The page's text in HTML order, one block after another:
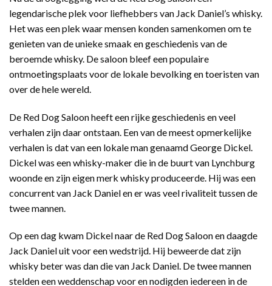
legendarische plek voor liefhebbers van Jack Daniel’s whisky.
Het was een plek waar mensen konden samenkomen om te
genieten van de unieke smaak en geschiedenis van de
beroemde whisky. De saloon bleef een populaire
ontmoetingsplaats voor de lokale bevolking en toeristen van
over de hele wereld.
De Red Dog Saloon heeft een rijke geschiedenis en veel
verhalen zijn daar ontstaan. Een van de meest opmerkelijke
verhalen is dat van een lokale man genaamd George Dickel.
Dickel was een whisky-maker die in de buurt van Lynchburg
woonde en zijn eigen merk whisky produceerde. Hij was een
concurrent van Jack Daniel en er was veel rivaliteit tussen de
twee mannen.
Op een dag kwam Dickel naar de Red Dog Saloon en daagde
Jack Daniel uit voor een wedstrijd. Hij beweerde dat zijn
whisky beter was dan die van Jack Daniel. De twee mannen
stelden een weddenschap voor en nodigden iedereen in de